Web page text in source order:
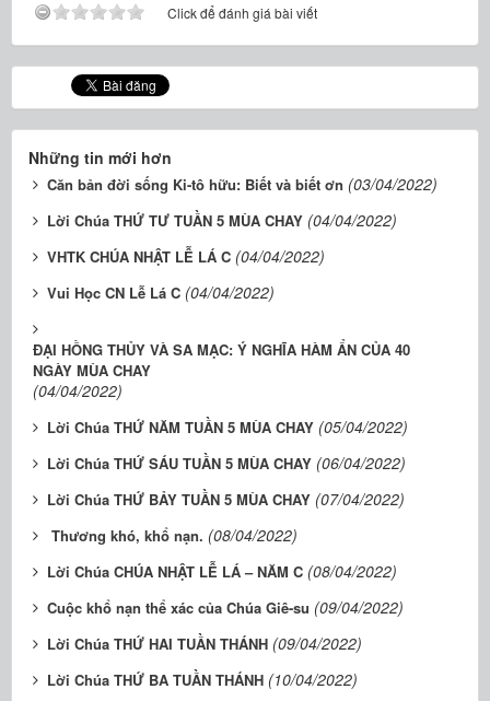
Click để đánh giá bài viết
Những tin mới hơn
Căn bản đời sống Ki-tô hữu: Biết và biết ơn (03/04/2022)
Lời Chúa THỨ TƯ TUẦN 5 MÙA CHAY (04/04/2022)
VHTK CHÚA NHẬT LỄ LÁ C (04/04/2022)
Vui Học CN Lễ Lá C (04/04/2022)
ĐẠI HỒNG THỦY VÀ SA MẠC: Ý NGHĨA HÀM ẨN CỦA 40
NGÀY MÙA CHAY
(04/04/2022)
Lời Chúa THỨ NĂM TUẦN 5 MÙA CHAY (05/04/2022)
Lời Chúa THỨ SÁU TUẦN 5 MÙA CHAY (06/04/2022)
Lời Chúa THỨ BẢY TUẦN 5 MÙA CHAY (07/04/2022)
Thương khó, khổ nạn. (08/04/2022)
Lời Chúa CHÚA NHẬT LỄ LÁ – NĂM C (08/04/2022)
Cuộc khổ nạn thể xác của Chúa Giê-su (09/04/2022)
Lời Chúa THỨ HAI TUẦN THÁNH (09/04/2022)
Lời Chúa THỨ BA TUẦN THÁNH (10/04/2022)